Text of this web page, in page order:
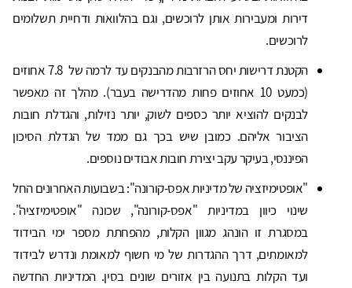
דירות ומעבירות אותן לרוכשים, וגם בהלוואות ודחיית תשלומים
לרוכשים.
הקטנת דרישות יחס הרזרבות מהבנקים עד לרמה של 7.8 אחוזים
(כמעט 10 אחוזים פחות מהדרישה בעבר). מהלך זה מאפשר
לבנקים להוציא יותר כספים לשוק, יותר נזילות, והגדלת חובות
הציבור אליהם. כמובן שיש בכך גם ממד של הגדלת הסיכון
הפיננסי, בעיקר עקב יצירת חובות אבודים נוספים.
"אופטימיזציה של מדיניות אפס-קורונה": בשבועות האחרונים החל
שינוי כיוון במדיניות "אפס-קורונה", שכונה "אופטימיזציה".
במסגרת זו הונהג מגוון הקלות, מהפחתת מספר ימי הבידוד
למאומתים, דרך ההגדרות של מי חשוף למאומת ונדרש לבידוד
ועד הקלות בתנועה בין אזורים שונים בסין. המדיניות החדשה